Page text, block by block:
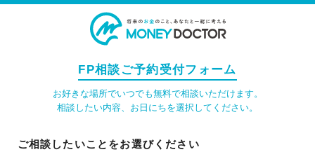
FP相談ご予約受付フォーム
お好きな場所でいつでも無料で相談いただけます。
相談したい内容、お日にちを選択してください。
ご相談したいことをお選びください